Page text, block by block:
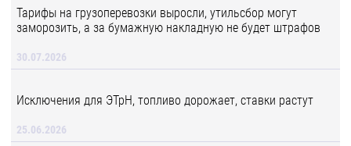
Тарифы на грузоперевозки выросли, утильсбор могут
заморозить, а за бумажную накладную не будет штрафов
30.07.2026
Исключения для ЭТрН, топливо дорожает, ставки растут
25.06.2026